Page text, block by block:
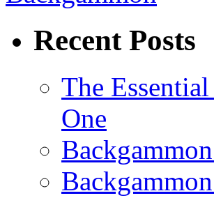
Recent Posts
The
One